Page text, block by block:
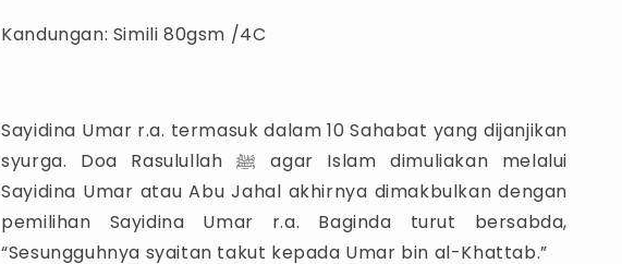
Kandungan: Simili 80gsm /4C
Sayidina Umar r.a. termasuk dalam 10 Sahabat yang dijanjikan
syurga. Doa Rasulullah ﷺ agar Islam dimuliakan melalui
Sayidina Umar atau Abu Jahal akhirnya dimakbulkan dengan
pemilihan Sayidina Umar r.a. Baginda turut bersabda,
“Sesungguhnya syaitan takut kepada Umar bin al-Khattab.”